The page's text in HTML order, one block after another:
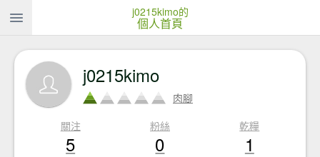
j0215kimo的
個人首頁
j0215kimo
肉腳
關注
5
粉絲
0
乾糧
1